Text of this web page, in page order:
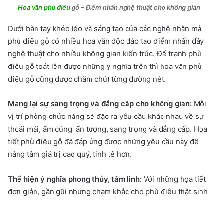
Hoa văn phù điêugỗ – Điểm nhấn nghệ thuật cho không gian
Dưới bàn tay khéo léo và sáng tạo của các nghệ nhân mà
phù điêu gỗ có nhiều hoa văn độc đáo tạo điểm nhấn đầy
nghệ thuật cho nhiều không gian kiến trúc. Để tranh phù
điêu gỗ toát lên được những ý nghĩa trên thì hoa văn phù
điêu gỗ cũng được chăm chút từng đường nét.
Mang lại sự sang trọng và đẳng cấp cho không gian: Mỗi
vị trí phòng chức năng sẽ đặc ra yêu cầu khác nhau về sự
thoải mái, ấm cúng, ấn tượng, sang trọng và đẳng cấp. Họa
tiết phù điêu gỗ đã đáp ứng được những yêu cầu này để
nâng tầm giá trị cao quý, tinh tế hơn.
Thể hiện ý nghĩa phong thủy, tâm linh: Với những họa tiết
đơn giản, gần gũi nhưng chạm khắc cho phù điêu thật sinh